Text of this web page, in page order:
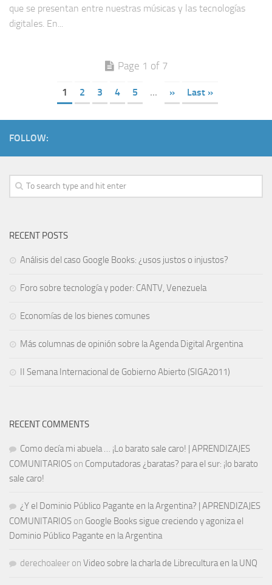
que se presentan entre nuestras músicas y las tecnologías
digitales. En...
Page 1 of 7
1 2 3 4 5 ... » Last »
FOLLOW:
RECENT POSTS
Análisis del caso Google Books: ¿usos justos o injustos?
Foro sobre tecnología y poder: CANTV, Venezuela
Economías de los bienes comunes
Más columnas de opinión sobre la Agenda Digital Argentina
II Semana Internacional de Gobierno Abierto (SIGA2011)
RECENT COMMENTS
Como decía mi abuela … ¡Lo barato sale caro! | APRENDIZAJES
COMUNITARIOS on Computadoras ¿baratas? para el sur: ¡lo barato
sale caro!
¿Y el Dominio Público Pagante en la Argentina? | APRENDIZAJES
COMUNITARIOS on Google Books sigue creciendo y agoniza el
Dominio Público Pagante en la Argentina
derechoaleer on Video sobre la charla de Librecultura en la UNQ